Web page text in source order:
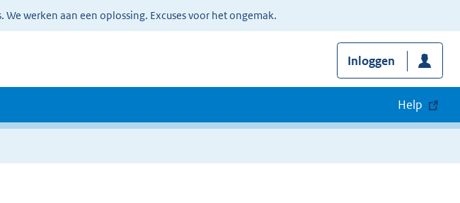
werken aan een oplossing. Excuses voor het ongemak.
Inloggen
Help